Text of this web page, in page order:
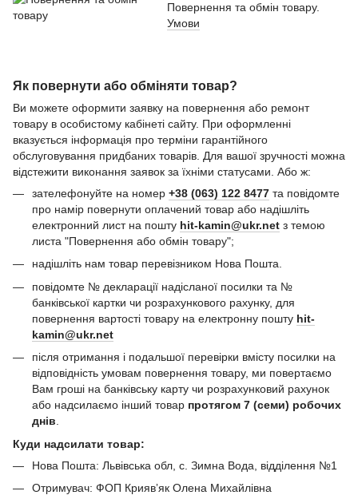
Повернення та обмін товару.
Умови
Як повернути або обміняти товар?
Ви можете оформити заявку на повернення або ремонт
товару в особистому кабінеті сайту. При оформленні
вказується інформація про терміни гарантійного
обслуговування придбаних товарів. Для вашої зручності можна
відстежити виконання заявок за їхніми статусами. Або ж:
зателефонуйте на номер +38 (063) 122 8477 та повідомте
про намір повернути оплачений товар або надішліть
електронний лист на пошту hit-kamin@ukr.net з темою
листа "Повернення або обмін товару";
надішліть нам товар перевізником Нова Пошта.
повідомте № декларації надісланої посилки та №
банківської картки чи розрахункового рахунку, для
повернення вартості товару на електронну пошту hit-
kamin@ukr.net
після отримання і подальшої перевірки вмісту посилки на
відповідність умовам повернення товару, ми повертаємо
Вам гроші на банківську карту чи розрахунковий рахунок
або надсилаємо інший товар протягом 7 (семи) робочих
днів
Куди надсилати товар:
Нова Пошта: Львівська обл, с. Зимна Вода, відділення №1
Отримувач: ФОП Криявʼяк Олена Михайлівна